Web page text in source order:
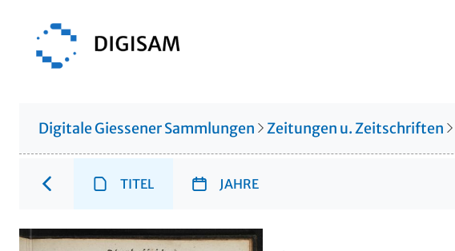
Digitale Giessener Sammlungen Zeitungen u. Zeitschriften
TITEL JAHRE